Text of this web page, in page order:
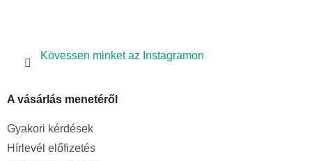
Kövessen minket az Instagramon
A vásárlás menetéről
Gyakori kérdések
Hírlevél előfizetés